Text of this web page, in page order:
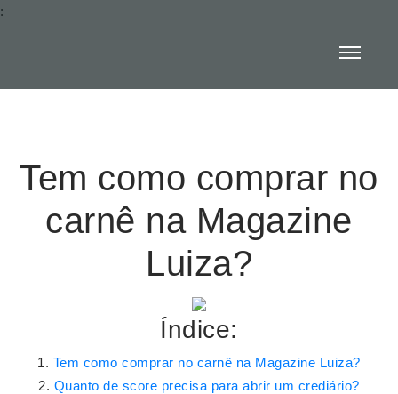
:
Tem como comprar no
carnê na Magazine
Luiza?
Índice:
Tem como comprar no carnê na Magazine Luiza?
Quanto de score precisa para abrir um crediário?